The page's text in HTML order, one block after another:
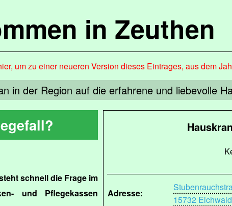
in Zeuthen
um zu einer neueren Version dieses Eintrages, aus dem
in der Region auf die erfahrene und liebevolle
Adresse:
15732
schnell die Frage im
und Pflegekassen